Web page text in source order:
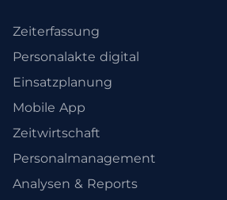
Zeiterfassung
Personalakte digital
Einsatzplanung
Mobile App
Zeitwirtschaft
Personalmanagement
Analysen & Reports